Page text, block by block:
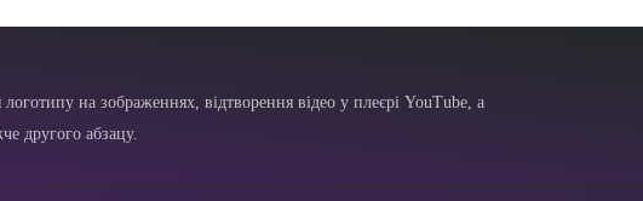
на зображеннях, відтворення відео у плеєрі YouTube, а
другого абзацу.